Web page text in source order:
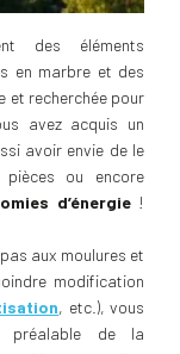
des éléments
en marbre et des
et recherchée pour
avez acquis un
avoir envie de le
ou encore
d’énergie!
aux moulures et
modification
, etc.), vous
préalable de la